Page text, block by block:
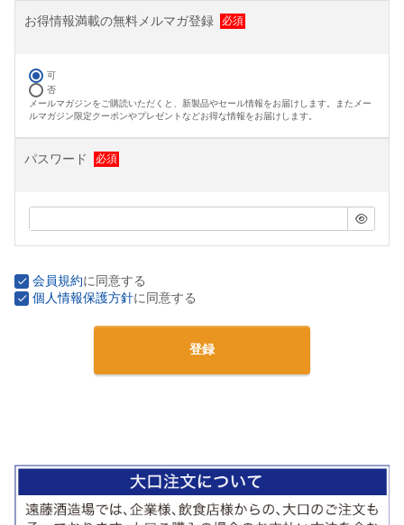
お得情報満載の無料メルマガ登録
可
否
メールマガジンをご購読いただくと、新製品やセール情報をお届けします。またメー
ルマガジン限定クーポンやプレゼントなどお得な情報をお届けします。
パスワード
会員規約に同意する
個人情報保護方針に同意する
登録